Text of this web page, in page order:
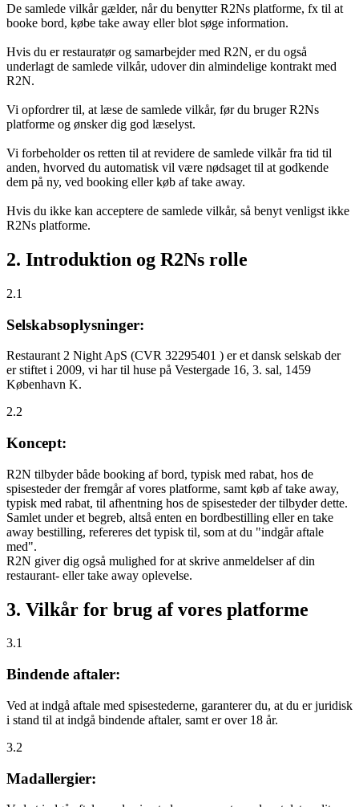
De samlede vilkår gælder, når du benytter R2Ns platforme, fx til at
booke bord, købe take away eller blot søge information.
Hvis du er restauratør og samarbejder med R2N, er du også
underlagt de samlede vilkår, udover din almindelige kontrakt med
R2N.
Vi opfordrer til, at læse de samlede vilkår, før du bruger R2Ns
platforme og ønsker dig god læselyst.
Vi forbeholder os retten til at revidere de samlede vilkår fra tid til
anden, hvorved du automatisk vil være nødsaget til at godkende
dem på ny, ved booking eller køb af take away.
Hvis du ikke kan acceptere de samlede vilkår, så benyt venligst ikke
R2Ns platforme.
2. Introduktion og R2Ns rolle
2.1
Selskabsoplysninger:
Restaurant 2 Night ApS (CVR 32295401 ) er et dansk selskab der
er stiftet i 2009, vi har til huse på Vestergade 16, 3. sal, 1459
København K.
2.2
Koncept:
R2N tilbyder både booking af bord, typisk med rabat, hos de
spisesteder der fremgår af vores platforme, samt køb af take away,
typisk med rabat, til afhentning hos de spisesteder der tilbyder dette.
Samlet under et begreb, altså enten en bordbestilling eller en take
away bestilling, refereres det typisk til, som at du "indgår aftale
med".
R2N giver dig også mulighed for at skrive anmeldelser af din
restaurant- eller take away oplevelse.
3. Vilkår for brug af vores platforme
3.1
Bindende aftaler:
Ved at indgå aftale med spisestederne, garanterer du, at du er juridisk
i stand til at indgå bindende aftaler, samt er over 18 år.
3.2
Madallergier: